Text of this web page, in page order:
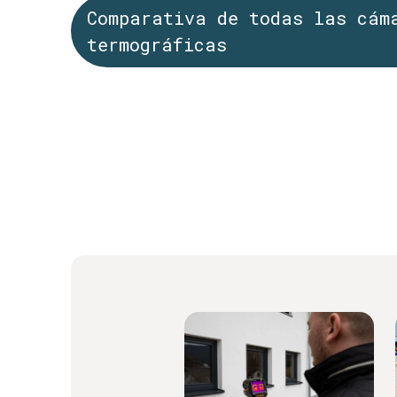
Comparativa de todas las
termográficas